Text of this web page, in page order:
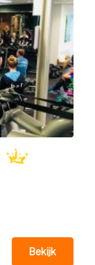
Bekijk